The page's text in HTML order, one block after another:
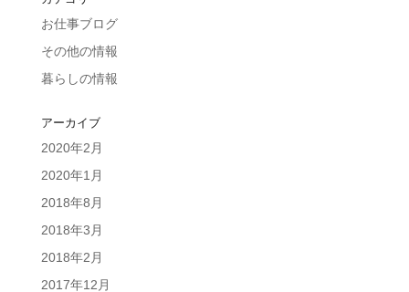
お仕事ブログ
その他の情報
暮らしの情報
アーカイブ
2020年2月
2020年1月
2018年8月
2018年3月
2018年2月
2017年12月